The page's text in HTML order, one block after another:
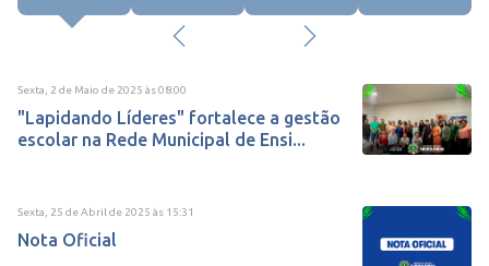
Sexta, 2 de Maio de 2025 às08:00
"Lapidando Líderes" fortalece a gestão
escolar na Rede Municipal de Ensi...
Sexta, 25 de Abril de 2025 às 15:31
Nota Oficial